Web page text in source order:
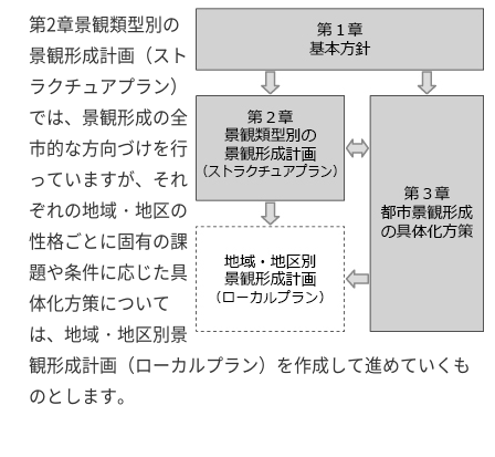
第2章景観類型別の
景観形成計画（スト
ラクチュアプラン）
では、景観形成の全
市的な方向づけを行
っていますが、それ
ぞれの地域・地区の
性格ごとに固有の課
題や条件に応じた具
体化方策について
は、地域・地区別景
観形成計画（ローカルプラン）を作成して進めていくも
のとします。